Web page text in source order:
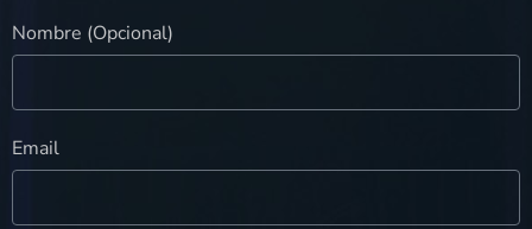
Nombre (Opcional)
Email